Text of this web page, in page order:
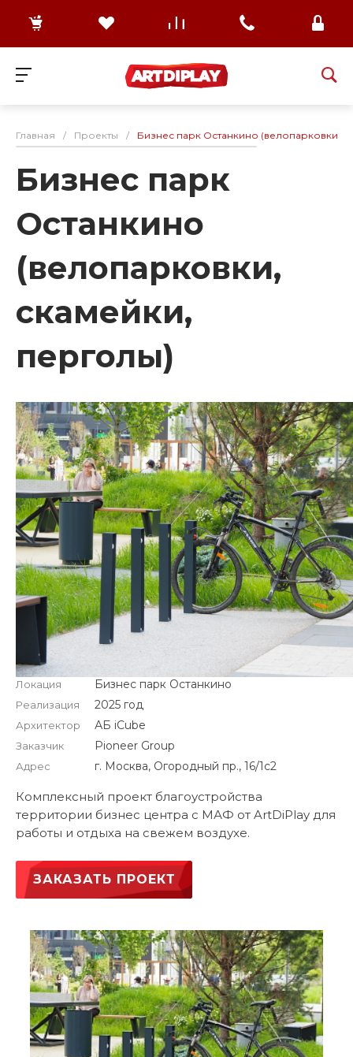
Главная / Проекты / Бизнес парк Останкино (велопарковки,
Бизнес парк
Останкино
(велопарковки,
скамейки,
перголы)
Локация
Реализация
Архитектор
Заказчик
Адрес
Бизнес парк Останкино
2025 год
АБ iCube
Pioneer Group
г. Москва, Огородный пр., 16/1с2
Комплексный проект благоустройства
территории бизнес центра с МАФ от ArtDiPlay для
работы и отдыха на свежем воздухе.
ЗАКАЗАТЬ ПРОЕКТ